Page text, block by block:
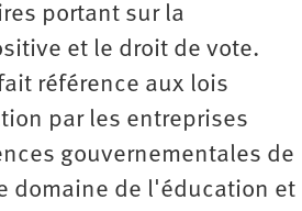
portant sur la
et le droit de vote.
référence aux lois
par les entreprises
gouvernementales de
domaine de l'éducation et